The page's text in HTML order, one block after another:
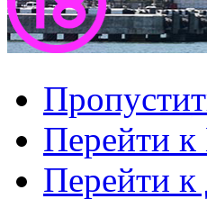
Перейти к
Перейти